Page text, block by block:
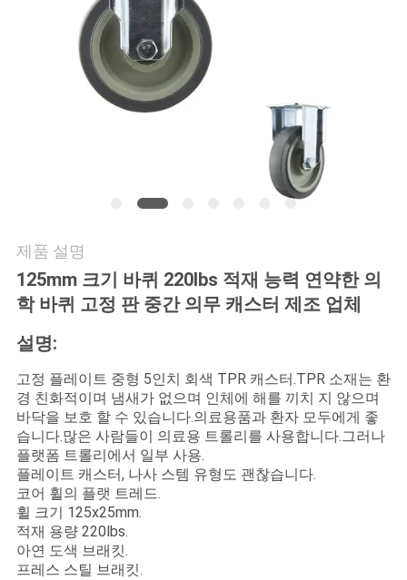
주
세
요
인
용
문
을
요
구
제품 설명
125mm 크기 바퀴 220lbs 적재 능력 연약한 의
학 바퀴 고정 판 중간 의무 캐스터 제조 업체
설명:
고정 플레이트 중형 5인치 회색 TPR 캐스터.TPR 소재는 환
경 친화적이며 냄새가 없으며 인체에 해를 끼치 지 않으며
바닥을 보호 할 수 있습니다.의료용품과 환자 모두에게 좋
습니다.많은 사람들이 의료용 트롤리를 사용합니다.그러나
플랫폼 트롤리에서 일부 사용.
플레이트 캐스터, 나사 스템 유형도 괜찮습니다.
코어 휠의 플랫 트레드.
휠 크기 125x25mm.
적재 용량 220lbs.
아연 도색 브래킷.
프레스 스틸 브래킷.